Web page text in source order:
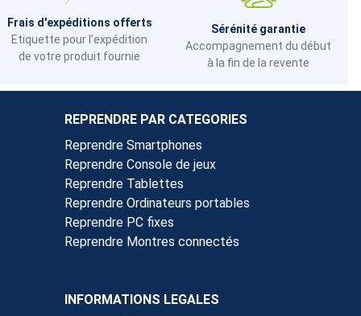
Frais d'expéditions offerts
Etiquette pour l’expédition
de votre produit fournie
Sérénité garantie
Accompagnement du début
à la fin de la revente
REPRENDRE PAR CATEGORIES
Reprendre Smartphones
Reprendre Console de jeux
Reprendre Tablettes
Reprendre Ordinateurs portables
Reprendre PC fixes
Reprendre Montres connectés
INFORMATIONS LEGALES